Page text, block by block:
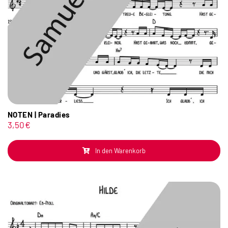
NOTEN | Paradies
3,50€
In den Warenkorb